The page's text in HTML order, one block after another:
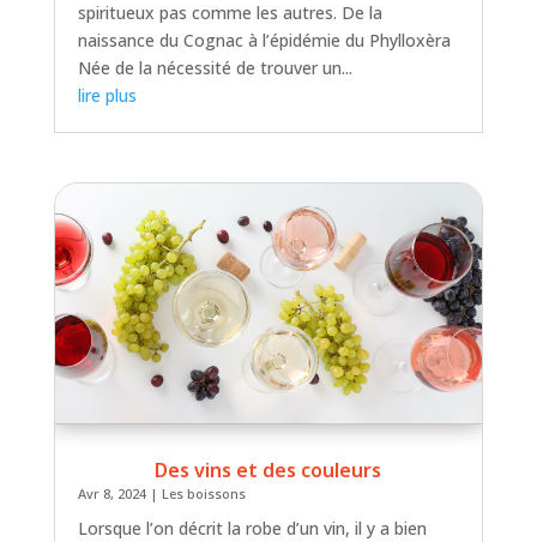
spiritueux pas comme les autres. De la
naissance du Cognac à l’épidémie du Phylloxèra
Née de la nécessité de trouver un...
lire plus
Des vins et des couleurs
Avr 8, 2024| Les boissons
Lorsque l’on décrit la robe d’un vin, il y a bien